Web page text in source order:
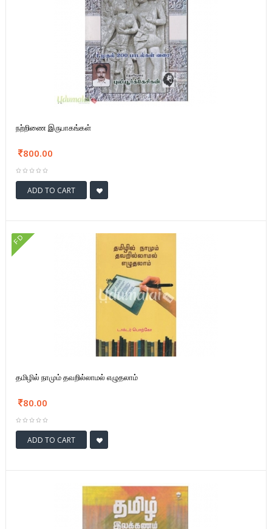
நற்றிணை இருபாகங்கள்
800.00
ADD TO CART
FD
தமிழில் நாமும் தவறில்லாமல் எழுதலாம்
80.00
ADD TO CART